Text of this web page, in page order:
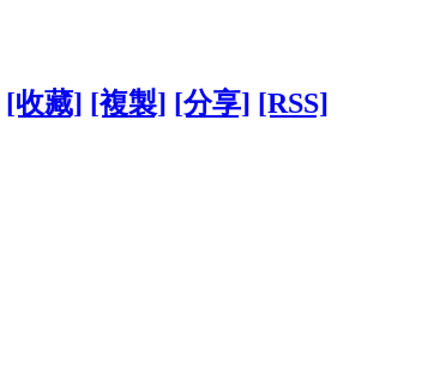
[收藏] [複製] [分享] [RSS]